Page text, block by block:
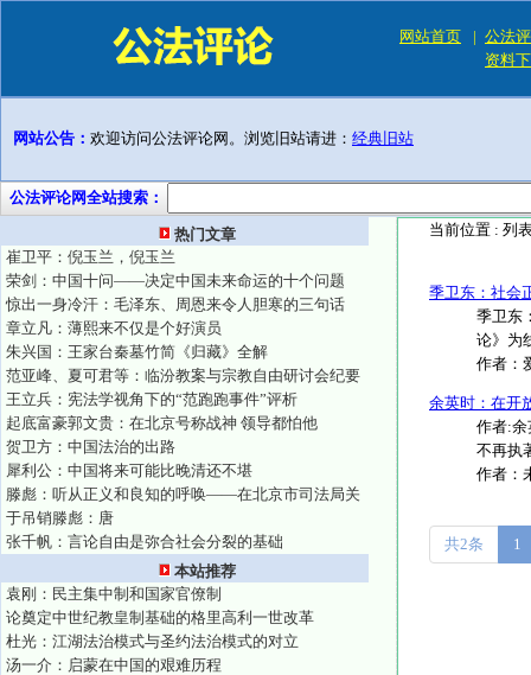
网站首页 | 公法
资料
网站公告： 欢迎访问公法评论网。浏览旧站请进： 经典旧站
公法评论网全站搜索：
热门文章
崔卫平：倪玉兰，倪玉兰
荣剑：中国十问——决定中国未来命运的十个问题
惊出一身冷汗：毛泽东、周恩来令人胆寒的三句话
章立凡：薄熙来不仅是个好演员
朱兴国：王家台秦墓竹简《归藏》全解
范亚峰、夏可君等：临汾教案与宗教自由研讨会纪要
王立兵：宪法学视角下的“范跑跑事件”评析
起底富豪郭文贵：在北京号称战神 领导都怕他
贺卫方：中国法治的出路
犀利公：中国将来可能比晚清还不堪
滕彪：听从正义和良知的呼唤——在北京市司法局关
于吊销滕彪：唐
张千帆：言论自由是弥合社会分裂的基础
本站推荐
袁刚：民主集中制和国家官僚制
论奠定中世纪教皇制基础的格里高利一世改革
杜光：江湖法治模式与圣约法治模式的对立
汤一介：启蒙在中国的艰难历程
当前位置 : 列
季卫东：社会
季卫东
论》为
作者：
余英时：在开
作者:余
不再执
作者：
共2条 1